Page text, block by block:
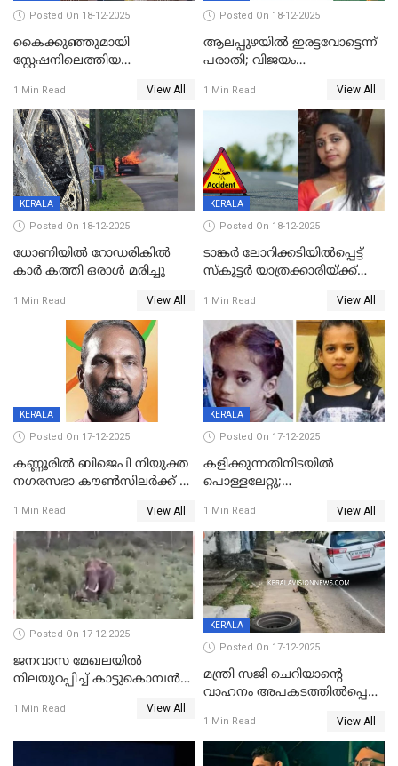
Posted On 18-12-2025
കൈക്കുഞ്ഞുമായി
സ്റ്റേഷനിലെത്തിയ
കരണത്തടിച്ചു; CC ടിവി
ദൃശ്യങ്ങൾ പുറത്ത്
1 Min Read View All
Posted On 18-12-2025
ആലപ്പുഴയിൽ ഇരട്ടവോട്ടെന്ന്
പരാതി; വിജയം
വാർഡിലെ എൽഡിഎഫ്
സ്ഥാനാർത്ഥി
1 Min Read View All
KERALA
Posted On 18-12-2025
ധോണിയിൽ റോഡരികിൽ
കാർ കത്തി ഒരാൾ മരിച്ചു
1 Min Read View All
KERALA
Posted On 18-12-2025
ടാങ്കർ ലോറിക്കടിയിൽപ്പെട്ട്
സ്കൂട്ടർ യാത്രക്കാരിയ്ക്ക്
കണ്ടോത്ത് ദേശീയ പാതയിൽ
1 Min Read View All
KERALA
Posted On 17-12-2025
കണ്ണൂരിൽ ബിജെപി നിയുക്ത
നഗരസഭാ കൗൺസിലർക്ക് 36
1 Min Read View All
KERALA
Posted On 17-12-2025
കളിക്കുന്നതിനിടയിൽ
പൊള്ളലേറ്റു;
ക്ലാസ് വിദ്യാർത്ഥിനി മരിച്ചു
1 Min Read View All
Posted On 17-12-2025
ജനവാസ മേഖലയില്‍
നിലയുറപ്പിച്ച് കാട്ടുകൊമ്പന്‍
1 Min Read View All
KERALA
Posted On 17-12-2025
മന്ത്രി സജി ചെറിയാന്റെ
വാഹനം അപകടത്തിൽപ്പെട്ടു;
രക്ഷപ്പെട്ടത് തലനാരിടയ്ക്ക്
1 Min Read View All